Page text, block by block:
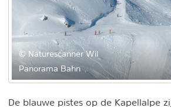
© Naturescanner Wil
Panorama Bahn
De blauwe pistes op de Kapellalpe